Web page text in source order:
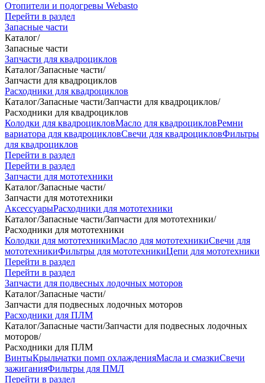
Отопители и подогревы Webasto
Перейти в раздел
Запасные части
Каталог/
Запасные части
Запчасти для квадроциклов
Каталог/Запасные части/
Запчасти для квадроциклов
Расходники для квадроциклов
Каталог/Запасные части/Запчасти для квадроциклов/
Расходники для квадроциклов
Колодки для квадроцикловМасло для квадроцикловРемни
вариатора для квадроцикловСвечи для квадроцикловФильтры
для квадроциклов
Перейти в раздел
Перейти в раздел
Запчасти для мототехники
Каталог/Запасные части/
Запчасти для мототехники
АксессуарыРасходники для мототехники
Каталог/Запасные части/Запчасти для мототехники/
Расходники для мототехники
Колодки для мототехникиМасло для мототехникиСвечи для
мототехникиФильтры для мототехникиЦепи для мототехники
Перейти в раздел
Перейти в раздел
Запчасти для подвесных лодочных моторов
Каталог/Запасные части/
Запчасти для подвесных лодочных моторов
Расходники для ПЛМ
Каталог/Запасные части/Запчасти для подвесных лодочных
моторов/
Расходники для ПЛМ
ВинтыКрыльчатки помп охлажденияМасла и смазкиСвечи
зажиганияФильтры для ПМЛ
Перейти в раздел